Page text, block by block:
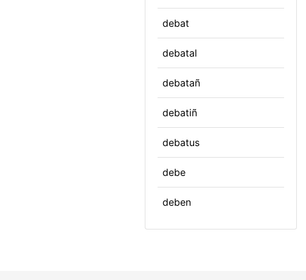
debat
debatal
debatañ
debatiñ
debatus
debe
deben